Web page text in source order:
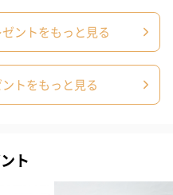
ントをもっと見る
トをもっと見る
ト